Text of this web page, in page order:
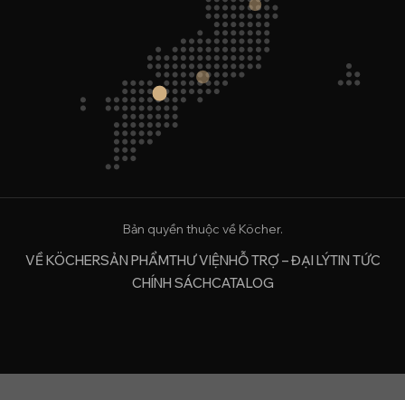
Bản quyền thuộc về Köcher.
VỀ KÖCHERSẢN PHẨMTHƯ VIỆNHỖ TRỢ – ĐẠI LÝTIN TỨC
CHÍNH SÁCHCATALOG